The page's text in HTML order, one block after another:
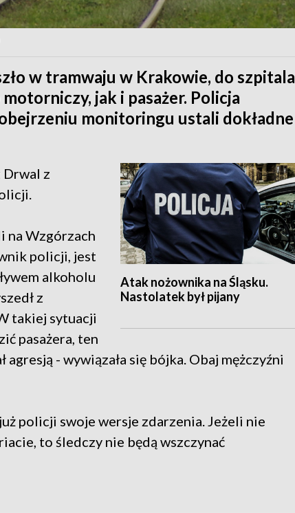
w tramwaju w Krakowie, do szpitala
jak i pasażer. Policja
monitoringu ustali dokładne
Atak nożownika na Śląsku.
Nastolatek był pijany
z
na Wzgórzach
policji, jest
alkoholu
z
takiej sytuacji
pasażera, ten
agresją - wywiązała się bójka. Obaj mężczyźni
policji swoje wersje zdarzenia. Jeżeli nie
to śledczy nie będą wszczynać